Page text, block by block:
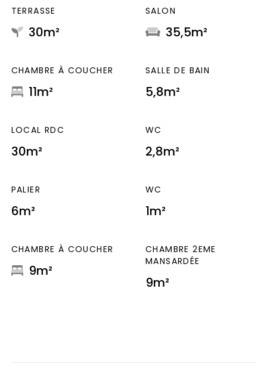
TERRASSE
30m²
SALON
35,5m²
CHAMBRE À COUCHER
11m²
SALLE DE BAIN
5,8m²
LOCAL RDC
30m²
WC
2,8m²
PALIER
6m²
WC
1m²
CHAMBRE À COUCHER
9m²
CHAMBRE 2EME
MANSARDÉE
9m²